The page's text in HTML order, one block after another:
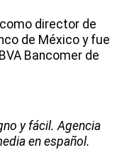
director de
de México y fue
Bancomer de
y fácil. Agencia
en español.